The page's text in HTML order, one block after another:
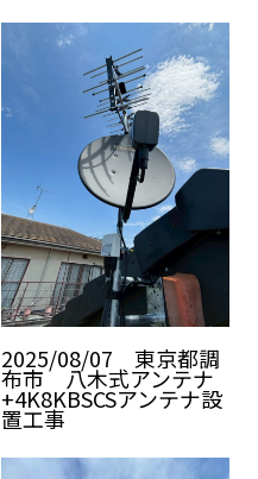
2025/08/07 東京都調
布市 八木式アンテナ
+4K8KBSCSアンテナ設
置工事